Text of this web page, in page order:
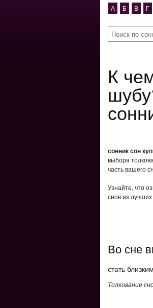
А Б В Г
К чему снится сонник сон купила
сонник сон
выбора
часть вашего
Узнайте, что
снов из
Во сне
стать
Толкование